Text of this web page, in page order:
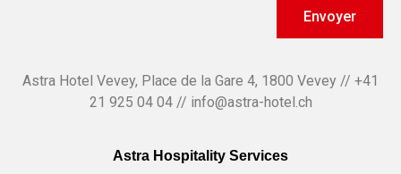
Envoyer
Astra Hotel Vevey, Place de la Gare 4, 1800 Vevey // +41
21 925 04 04 // info@astra-hotel.ch
Astra Hospitality Services